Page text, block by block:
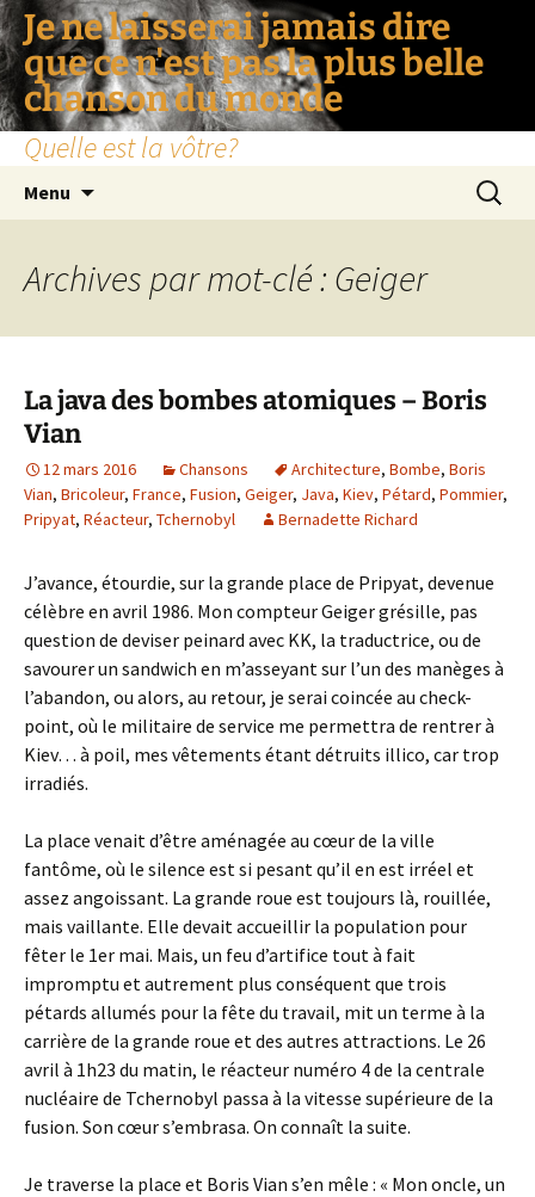
Je ne laisserai jamais dire
que ce n'est pas la plus belle
chanson du monde
Quelle est la vôtre?
Menu
Archives par mot-clé : Geiger
La java des bombes atomiques – Boris
Vian
12 mars 2016 Chansons Architecture, Bombe, Boris
Vian, Bricoleur, France, Fusion, Geiger, Java, Kiev, Pétard, Pommier,
Pripyat, Réacteur, Tchernobyl Bernadette Richard
J’avance, étourdie, sur la grande place de Pripyat, devenue
célèbre en avril 1986. Mon compteur Geiger grésille, pas
question de deviser peinard avec KK, la traductrice, ou de
savourer un sandwich en m’asseyant sur l’un des manèges à
l’abandon, ou alors, au retour, je serai coincée au check-
point, où le militaire de service me permettra de rentrer à
Kiev… à poil, mes vêtements étant détruits illico, car trop
irradiés.
La place venait d’être aménagée au cœur de la ville
fantôme, où le silence est si pesant qu’il en est irréel et
assez angoissant. La grande roue est toujours là, rouillée,
mais vaillante. Elle devait accueillir la population pour
fêter le 1er mai. Mais, un feu d’artifice tout à fait
impromptu et autrement plus conséquent que trois
pétards allumés pour la fête du travail, mit un terme à la
carrière de la grande roue et des autres attractions. Le 26
avril à 1h23 du matin, le réacteur numéro 4 de la centrale
nucléaire de Tchernobyl passa à la vitesse supérieure de la
fusion. Son cœur s’embrasa. On connaît la suite.
Je traverse la place et Boris Vian s’en mêle : « Mon oncle, un